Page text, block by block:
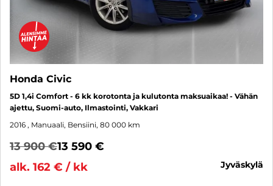
Honda Civic
5D 1,4i Comfort - 6 kk korotonta ja kulutonta maksuaikaa! - Vähän
ajettu, Suomi-auto, Ilmastointi, Vakkari
2016 , Manuaali, Bensiini, 80 000 km
13 900 €13 590 €
alk. 162 € / kk
jyväskylä